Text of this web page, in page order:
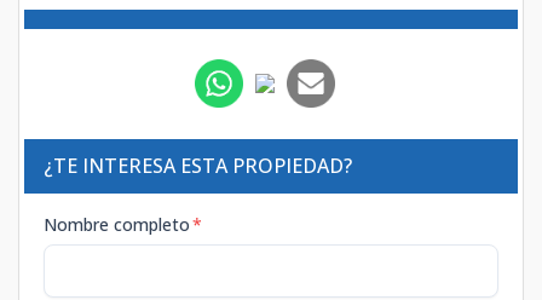
¿TE INTERESA ESTA PROPIEDAD?
Nombre completo*